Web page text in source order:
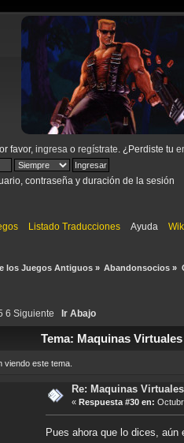
favor, ingresa o regístrate . ¿Perdiste tu
contraseña y duración de la sesión
Listado Traducciones Ayuda
los Juegos Antiguos» Abandonsocios »
6 Siguiente Ir Abajo
Tema: Maquinas
viendo este tema.
Re: Maquinas Virtuales
« Respuesta #30 en:
Pues ahora que lo dices, aún